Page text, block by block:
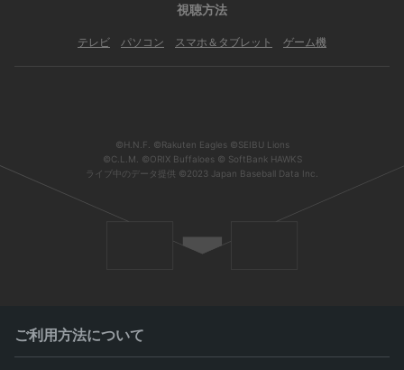
視聴方法
テレビ パソコン スマホ＆タブレット ゲーム機
©H.N.F. ©Rakuten Eagles ©SEIBU Lions
©C.L.M. ©ORIX Buffaloes © SoftBank HAWKS
ライブ中のデータ提供 ©2023 Japan Baseball Data Inc.
ご利用方法について